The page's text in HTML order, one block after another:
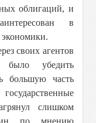
облигаций, и
в
экономики.
своих агентов
было убедить
большую часть
слишком
по мнению